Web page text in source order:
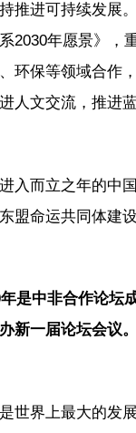
推进可持续发展
2030年愿景》，
环保等领域合作
人文交流，推进
入而立之年的中
盟命运共同体建
是中非合作论坛
新一届论坛会议
世界上最大的发